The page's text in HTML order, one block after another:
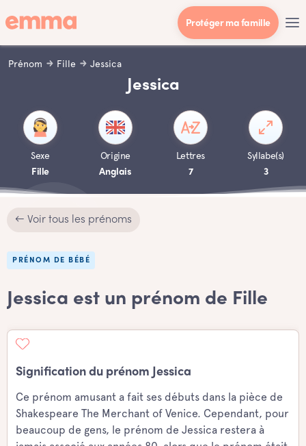
Protéger ma famille
Prénom Fille Jessica
Jessica
Sexe
Fille
Origine
Anglais
Lettres
7
Syllabe(s)
3
← Voir tous les prénoms
PRÉNOM DE BÉBÉ
Jessica est un prénom de Fille
Signification du prénom Jessica
Ce prénom amusant a fait ses débuts dans la pièce de
Shakespeare The Merchant of Venice. Cependant, pour
beaucoup de gens, le prénom de Jessica restera à